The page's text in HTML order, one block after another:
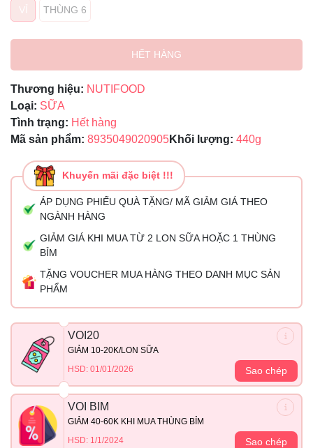
VỈ
THÙNG 6
HẾT HÀNG
Thương hiệu: NUTIFOOD
Loại: SỮA
Tình trạng: Hết hàng
Mã sản phẩm: 8935049020905Khối lượng: 440g
Khuyến mãi đặc biệt !!!
ÁP DỤNG PHIẾU QUÀ TẶNG/ MÃ GIẢM GIÁ THEO
NGÀNH HÀNG
GIẢM GIÁ KHI MUA TỪ 2 LON SỮA HOẶC 1 THÙNG
BỈM
TẶNG VOUCHER MUA HÀNG THEO DANH MỤC SẢN
PHẨM
VOI20
GIẢM 10-20K/LON SỮA
HSD: 01/01/2026
Sao chép
VOI BIM
GIẢM 40-60K KHI MUA THÙNG BỈM
HSD: 1/1/2024
Sao chép